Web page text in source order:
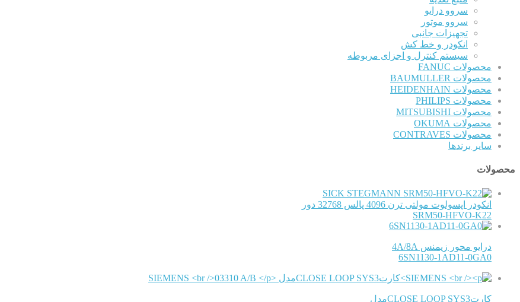
سروو درایو
سروو موتور
تجهیزات جانبی
انکودر و خط کش
سیستم کنترل و اجزای مربوطه
محصولات FANUC
محصولات BAUMULLER
محصولات HEIDENHAIN
محصولات PHILIPS
محصولات MITSUBISHI
محصولات OKUMA
محصولات CONTRAVES
سایر برندها
محصولات
SICK STEGMANN
انکودر اپسولوت مولتی ترن 4096 پالس 32768 دور
SRM50-HFVO-K22
درایو محور زیمنس 4A/8A
6SN1130-1AD11-0GA0
SIEMENS
کارتCLOSE LOOP SYS3مدل